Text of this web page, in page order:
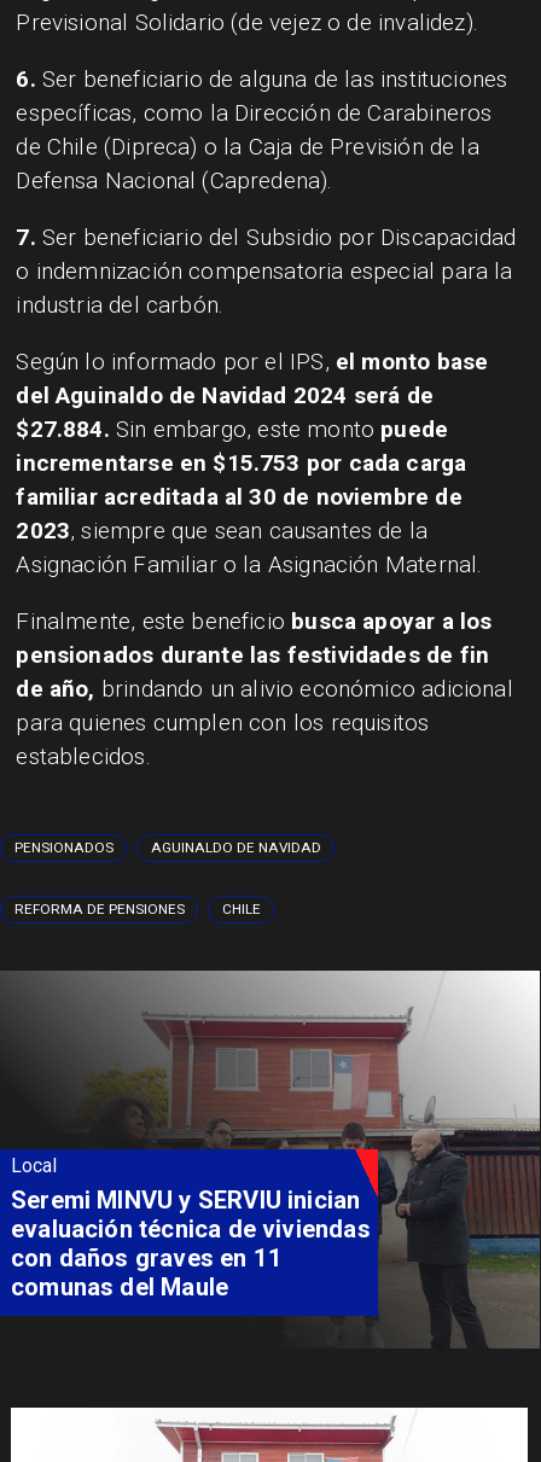
Previsional Solidario (de vejez o de invalidez).
6. Ser beneficiario de alguna de las instituciones
específicas, como la Dirección de Carabineros
de Chile (Dipreca) o la Caja de Previsión de la
Defensa Nacional (Capredena).
7. Ser beneficiario del Subsidio por Discapacidad
o indemnización compensatoria especial para la
industria del carbón.
Según lo informado por el IPS, el monto base
del Aguinaldo de Navidad 2024 será de
$27.884.Sin embargo, este monto puede
incrementarse en $15.753 por cada carga
familiar acreditada al 30 de noviembre de
2023, siempre que sean causantes de la
Asignación Familiar o la Asignación Maternal.
Finalmente, este beneficio busca apoyar a los
pensionados durante las festividades de fin
de año, brindando un alivio económico adicional
para quienes cumplen con los requisitos
establecidos.
PENSIONADOS AGUINALDO DE NAVIDAD
REFORMA DE PENSIONES CHILE
Local
Seremi MINVU y SERVIU inician
evaluación técnica de viviendas
con daños graves en 11
comunas del Maule